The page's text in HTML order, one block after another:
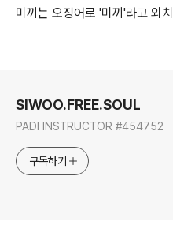
미끼는 오징어로 '미끼'라고 외
SIWOO.FREE.SOUL
PADI INSTRUCTOR #454752
구독하기